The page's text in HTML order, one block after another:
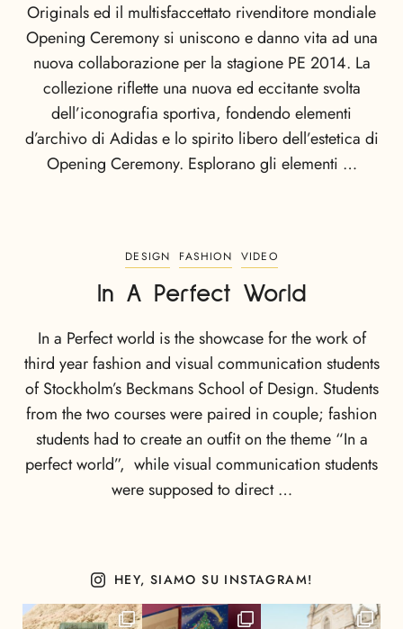
Originals ed il multisfaccettato rivenditore mondiale
Opening Ceremony si uniscono e danno vita ad una
nuova collaborazione per la stagione PE 2014. La
collezione riflette una nuova ed eccitante svolta
dell’iconografia sportiva, fondendo elementi
d’archivo di Adidas e lo spirito libero dell’estetica di
Opening Ceremony. Esplorano gli elementi …
DESIGN FASHION VIDEO
In A Perfect World
In a Perfect world is the showcase for the work of
third year fashion and visual communication students
of Stockholm’s Beckmans School of Design. Students
from the two courses were paired in couple; fashion
students had to create an outfit on the theme “In a
perfect world”, while visual communication students
were supposed to direct …
HEY, SIAMO SU INSTAGRAM!